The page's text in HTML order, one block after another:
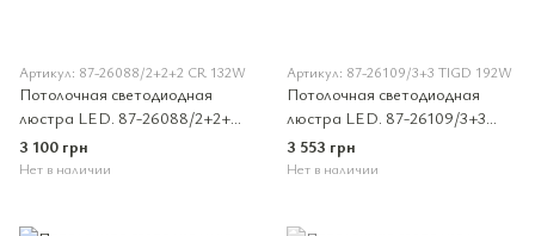
Артикул: 87-26088/2+2+2 CR 132W
Потолочная светодиодная
люстра LED. 87-26088/2+2+2
CR 132W
3 100 грн
Нет в наличии
Артикул: 87-26109/3+3 TIGD 192W
Потолочная светодиодная
люстра LED. 87-26109/3+3
TIGD 192W
3 553 грн
Нет в наличии